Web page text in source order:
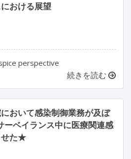
おける展望
perspective
続きを読む
おいて感染制御業務が及ぼ
ーベイランス中に医療関連感
せた★